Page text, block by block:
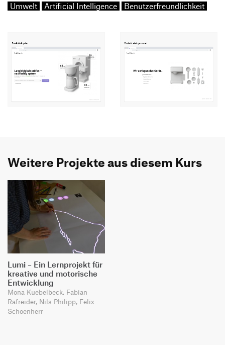
Umwelt Artificial Intelligence Benutzerfreundlichkeit
Weitere Projekte aus diesem Kurs
Lumi – Ein Lernprojekt für
kreative und motorische
Entwicklung
Mona Kuebelbeck, Fabian
Rafreider, Nils Philipp, Felix
Schoenherr